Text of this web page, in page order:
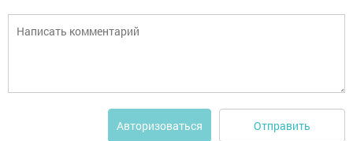
Авторизоваться Отправить